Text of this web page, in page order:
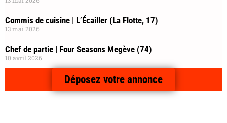
Commis de cuisine | L’Écailler (La Flotte, 17)
13 mai 2026
Chef de partie | Four Seasons Megève (74)
10 avril 2026
Déposez votre annonce